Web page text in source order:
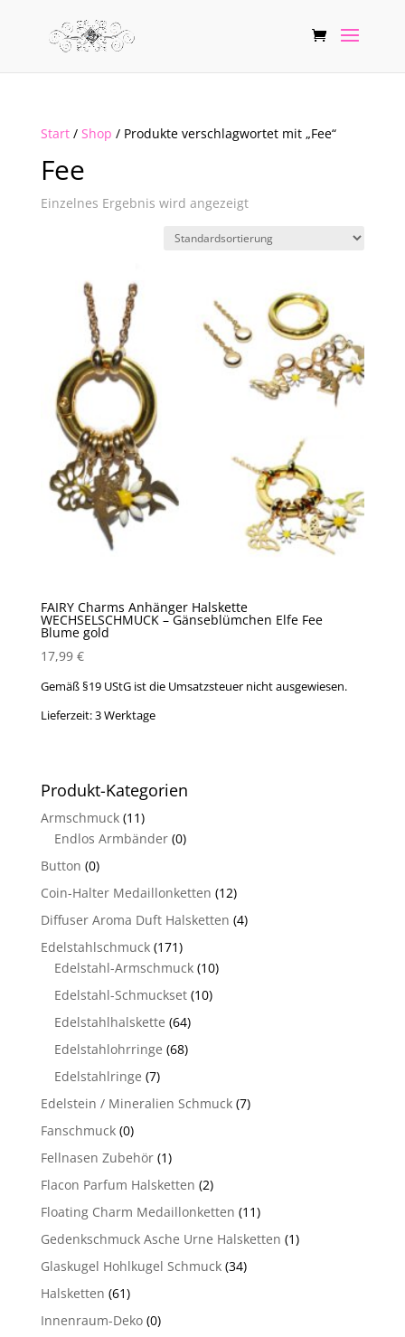
Start/ Shop / Produkte verschlagwortet mit „Fee“
Fee
Einzelnes Ergebnis wird angezeigt
FAIRY Charms Anhänger Halskette
WECHSELSCHMUCK – Gänseblümchen Elfe Fee
Blume gold
17,99 €
Gemäß §19 UStG ist die Umsatzsteuer nicht ausgewiesen.
Lieferzeit:3 Werktage
Produkt-Kategorien
Armschmuck (11)
Endlos Armbänder (0)
Button (0)
Coin-Halter Medaillonketten (12)
Diffuser Aroma Duft Halsketten (4)
Edelstahlschmuck (171)
Edelstahl-Armschmuck (10)
Edelstahl-Schmuckset (10)
Edelstahlhalskette (64)
Edelstahlohrringe (68)
Edelstahlringe (7)
Edelstein / Mineralien Schmuck (7)
Fanschmuck (0)
Fellnasen Zubehör (1)
Flacon Parfum Halsketten (2)
Floating Charm Medaillonketten (11)
Gedenkschmuck Asche Urne Halsketten (1)
Glaskugel Hohlkugel Schmuck (34)
Halsketten (61)
Innenraum-Deko (0)